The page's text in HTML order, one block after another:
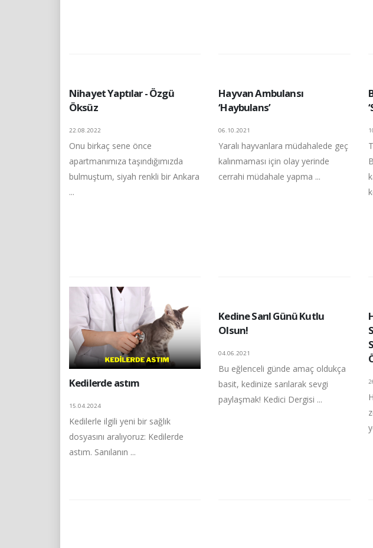
Nihayet Yaptılar - Özgü
Öksüz
22.08.2022
Onu birkaç sene önce
apartmanımıza taşındığımızda
bulmuştum, siyah renkli bir Ankara
...
Hayvan Ambulansı
‘Haybulans’
06.10.2021
Yaralı hayvanlara müdahalede geç
kalınmaması için olay yerinde
cerrahi müdahale yapma ...
Kedilerde astım
15.04.2024
Kedilerle ilgili yeni bir sağlık
dosyasını aralıyoruz: Kedilerde
astım. Sanılanın ...
Kedine Sarıl Günü Kutlu
Olsun!
04.06.2021
Bu eğlenceli günde amaç oldukça
basit, kedinize sarılarak sevgi
paylaşmak! Kedici Dergisi ...